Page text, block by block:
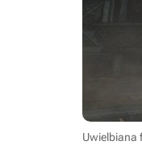
Uwielbiana